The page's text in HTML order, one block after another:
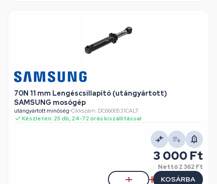
70N 11 mm Lengéscsillapító (utángyártott)
SAMSUNG mosógép
utángyártott minőség•Cikkszám: DC6600531CALT
Készleten: 25 db, 24-72 órás kiszállítással
3 000 Ft
Nettó2 362 Ft
KOSÁRBA